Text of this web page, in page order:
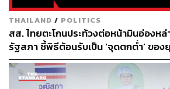
ทำงาน หรือสายบินไปกินร้านโปรดปีละ
เป็นอีกหนึ่งข่าวดีที่ช่วยให้การเดินทางสะ
อาจทำให้การขอวีซ่าเชงเกนในอนาคต
ที่เคยก็ได้
TAGS: ท่องเที่ยว Schengen Area
THAILAND / POLITICS
สส. ไทยตะโกนประท้วงต่อหน้ามินอ่องหล่
รัฐสภา ชี้พิธีต้อนรับเป็น ‘จุดตกต่ำ’ ขอ
ทูตไทย